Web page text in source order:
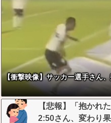
【衝撃映像】サッカー選手さん
【悲報】「抱かれ
2:50さん、変わり